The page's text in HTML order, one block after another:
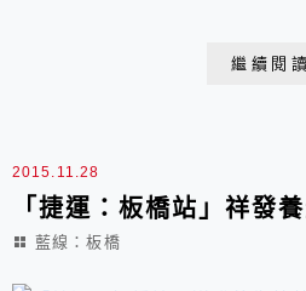
繼續閱讀
2015.11.28
「捷運：板橋站」祥發
藍線：板橋